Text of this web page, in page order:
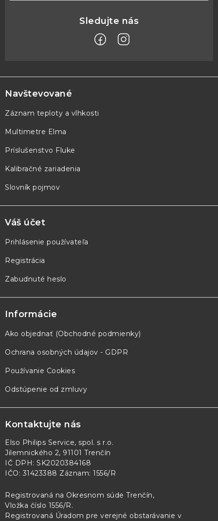
á
p
ä
e
Navštevované
Záznam teploty a vlhkosti
Multimetre Elma
Príslušenstvo Fluke
Kalibračné zariadenia
Slovník pojmov
Váš účet
Prihlásenie používateľa
Registrácia
Zabudnuté heslo
Informácie
Ako objednať (Obchodné podmienky)
Ochrana osobných údajov - GDPR
Používanie Cookies
Odstúpenie od zmluvy
Kontaktujte nás
Elso Philips Service, spol. s r.o.
Jilemnického 2, 91101 Trenčín
IČ DPH: SK2020384168
IČO: 31423388 Záznam: 1556/R
Registrovaná na Okresnom súde Trenčín,
Vložka číslo 1556/R.
Registrovaná Úradom pre verejné obstarávanie v